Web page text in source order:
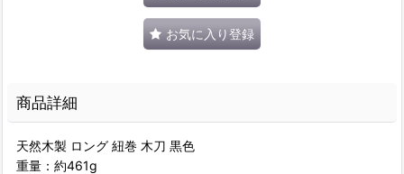
お気に入り登録
商品詳細
天然木製 ロング 紐巻 木刀 黒色
重量：約461g